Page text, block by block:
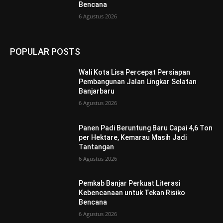
Bencana
6 Agustus 2026
POPULAR POSTS
Wali Kota Lisa Percepat Persiapan
Pembangunan Jalan Lingkar Selatan
Banjarbaru
6 Agustus 2026
Panen Padi Beruntung Baru Capai 4,6 Ton
per Hektare, Kemarau Masih Jadi
Tantangan
6 Agustus 2026
Pemkab Banjar Perkuat Literasi
Kebencanaan untuk Tekan Risiko
Bencana
6 Agustus 2026